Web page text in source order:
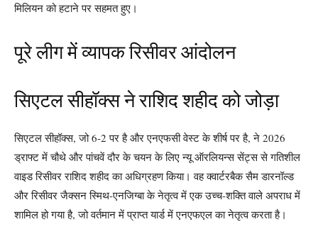
मिलियन को हटाने पर सहमत हुए।
पूरे लीग में व्यापक रिसीवर आंदोलन
सिएटल सीहॉक्स ने राशिद शहीद को जोड़ा
सिएटल सीहॉक्स, जो 6-2 पर है और एनएफसी वेस्ट के शीर्ष पर है, ने 2026
ड्राफ्ट में चौथे और पांचवें दौर के चयन के लिए न्यू ऑरलियन्स सेंट्स से गतिशील
वाइड रिसीवर राशिद शहीद का अधिग्रहण किया। वह क्वार्टरबैक सैम डारनॉल्ड
और रिसीवर जैक्सन स्मिथ-एनजिग्बा के नेतृत्व में एक उच्च-शक्ति वाले अपराध में
शामिल हो गया है, जो वर्तमान में प्राप्त यार्ड में एनएफएल का नेतृत्व करता है।